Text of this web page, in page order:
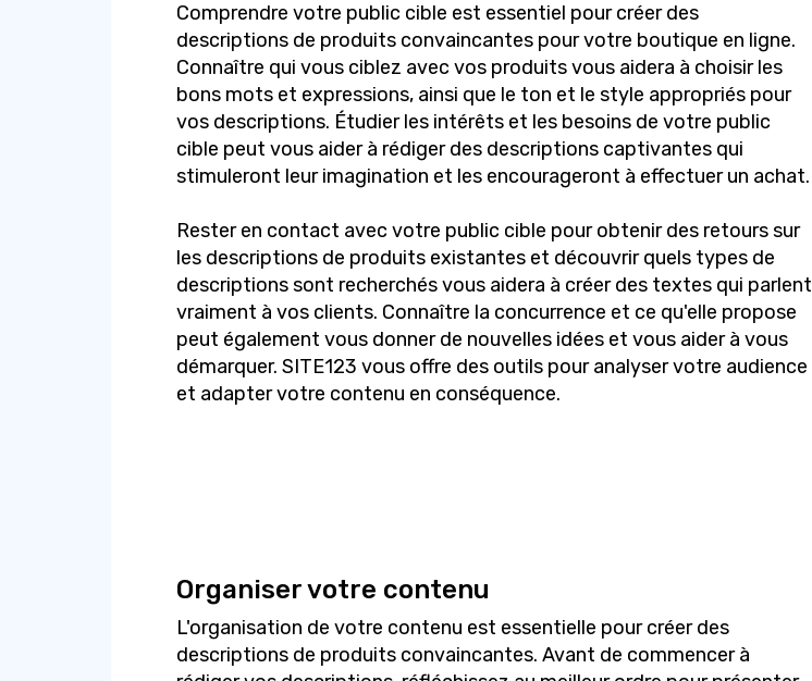
Comprendre votre public cible est essentiel pour créer des
descriptions de produits convaincantes pour votre boutique en ligne.
Connaître qui vous ciblez avec vos produits vous aidera à choisir les
bons mots et expressions, ainsi que le ton et le style appropriés pour
vos descriptions. Étudier les intérêts et les besoins de votre public
cible peut vous aider à rédiger des descriptions captivantes qui
stimuleront leur imagination et les encourageront à effectuer un achat.
Rester en contact avec votre public cible pour obtenir des retours sur
les descriptions de produits existantes et découvrir quels types de
descriptions sont recherchés vous aidera à créer des textes qui parlent
vraiment à vos clients. Connaître la concurrence et ce qu'elle propose
peut également vous donner de nouvelles idées et vous aider à vous
démarquer. SITE123 vous offre des outils pour analyser votre audience
et adapter votre contenu en conséquence.
Organiser votre contenu
L'organisation de votre contenu est essentielle pour créer des
descriptions de produits convaincantes. Avant de commencer à